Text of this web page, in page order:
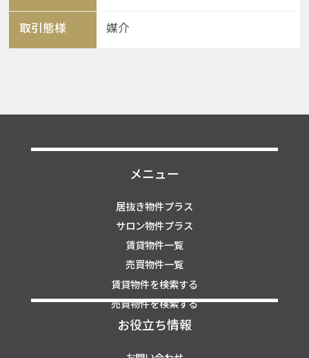
取引態様 媒介
メニュー
居抜き物件プラス
サロン物件プラス
賃貸物件一覧
売買物件一覧
賃貸物件を検索する
売買物件を検索する
お役立ち情報